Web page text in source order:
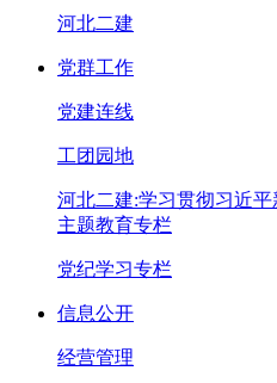
河北二建
党群工作
党建连线
工团园地
河北二建:学习贯彻习近
主题教育专栏
党纪学习专栏
信息公开
经营管理